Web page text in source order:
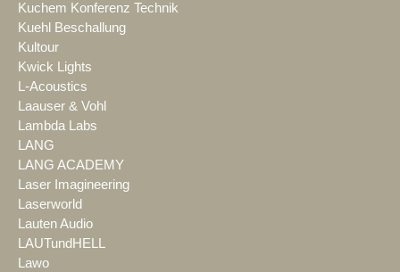
Kuchem Konferenz Technik
Kuehl Beschallung
Kultour
Kwick Lights
L-Acoustics
Laauser & Vohl
Lambda Labs
LANG
LANG ACADEMY
Laser Imagineering
Laserworld
Lauten Audio
LAUTundHELL
Lawo